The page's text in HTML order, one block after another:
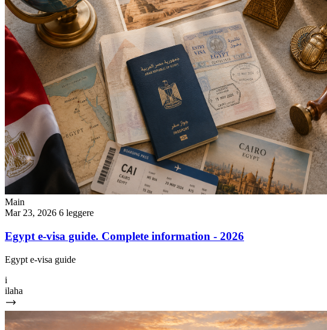
Main
Mar 23, 2026 6 leggere
Egypt e-visa guide. Complete information - 2026
Egypt e-visa guide
i
ilaha